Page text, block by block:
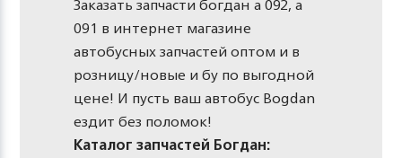
091 в интернет магазине
автобусных запчастей оптом и в
розницу/новые и бу по выгодной
цене! И пусть ваш автобус Bogdan
ездит без поломок!
Каталог запчастей Богдан: